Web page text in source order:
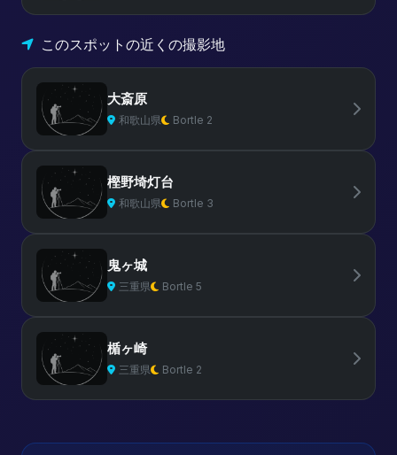
このスポットの近くの撮影地
大斎原
和歌山県 Bortle 2
樫野埼灯台
和歌山県 Bortle 3
鬼ヶ城
三重県 Bortle 5
楯ヶ崎
三重県 Bortle 2